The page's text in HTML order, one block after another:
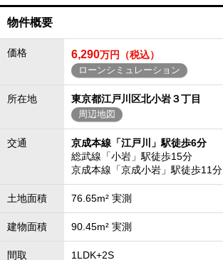
物件概要
価格 6,290万円（税込）
ローンシミュレーション
所在地 東京都江戸川区北小岩３丁目
周辺地図
交通
京成本線「江戸川」駅徒歩6分
総武線「小岩」駅徒歩15分
京成本線「京成小岩」駅徒歩11分
土地面積 76.65m² 実測
建物面積 90.45m² 実測
間取 1LDK+2S